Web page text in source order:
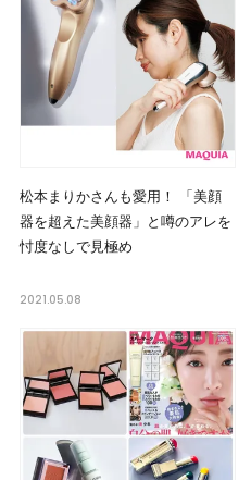
松本まりかさんも愛用！ 「美顔
器を超えた美顔器」と噂のアレを
忖度なしで見極め
2021.05.08